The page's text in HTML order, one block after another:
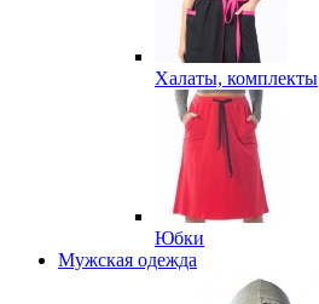
Халаты, комплекты
Юбки
Мужская одежда